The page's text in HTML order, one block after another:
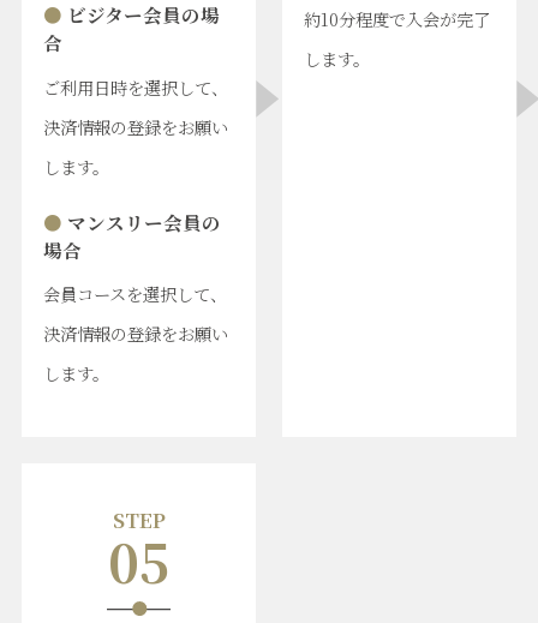
● ビジター会員の場
合
ご利用日時を選択して、
決済情報の登録をお願い
します。
● マンスリー会員の
場合
会員コースを選択して、
決済情報の登録をお願い
します。
約10分程度で入会が完了
します。
STEP
05